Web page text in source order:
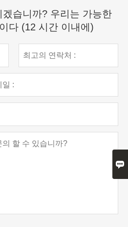
습니까? 우리는 가능한
다 (12 시간 이내에)
